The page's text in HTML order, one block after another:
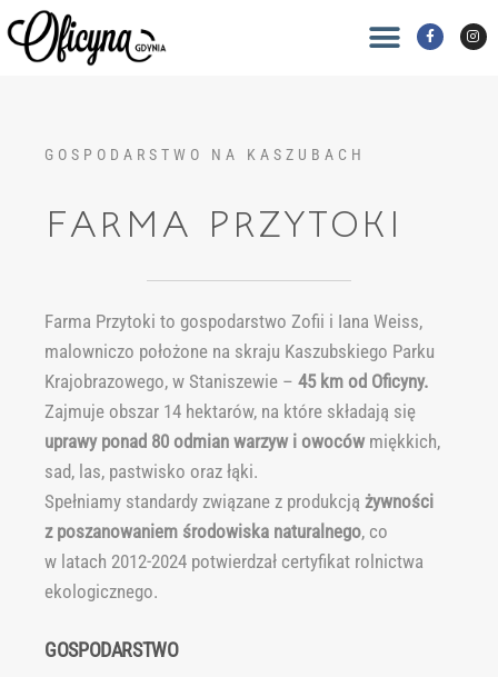
GOSPODARSTWO NA KASZUBACH
FARMA PRZYTOKI
Farma Przytoki to gospodarstwo Zofii i Iana Weiss,
malowniczo położone na skraju Kaszubskiego Parku
Krajobrazowego, w Staniszewie – 45 km od Oficyny.
Zajmuje obszar 14 hektarów, na które składają się
uprawy ponad 80 odmian warzyw i owocówmiękkich,
sad, las, pastwisko oraz łąki.
Spełniamy standardy związane z produkcją żywności
z poszanowaniem środowiska naturalnego, co
w latach 2012-2024 potwierdzał certyfikat rolnictwa
ekologicznego.
GOSPODARSTWO